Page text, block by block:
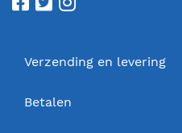
Verzending en levering
Betalen